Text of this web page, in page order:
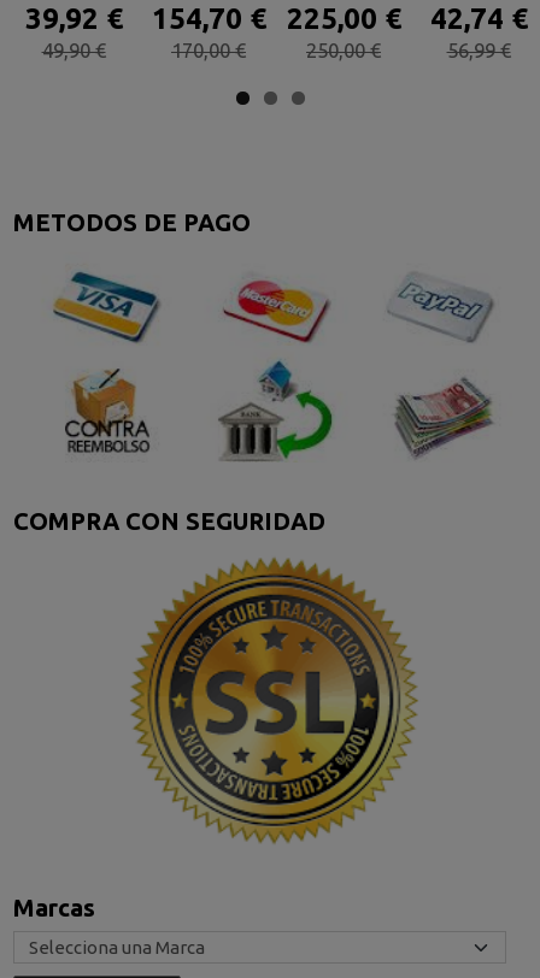
METODOS DE PAGO
COMPRA CON SEGURIDAD
Marcas
39,92 €
49,90 €
154,70 €
170,00 €
225,00 €
250,00 €
42,74 €
56,99 €